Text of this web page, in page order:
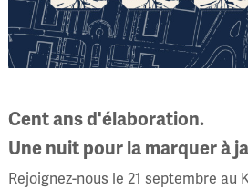
mentales et
été contraints de faire face à
obus» de la guerre comme une
du bilan mental de la
Cent ans d'élaboration.
Une nuit pour la marquer à
Rejoignez-nous le 21 septembre au